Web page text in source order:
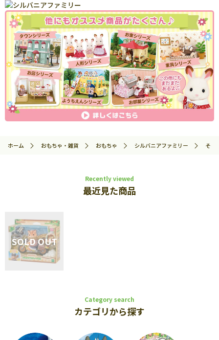
ホーム おもちゃ・雑貨 おもちゃ シルバニアファミリー その
Recently viewed
最近見た商品
Category search
カテゴリから探す